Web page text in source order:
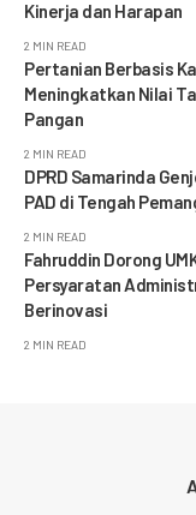
Kinerja dan Harapan
2 MIN READ
Pertanian Berbasis
Meningkatkan Nilai
Pangan
2 MIN READ
DPRD Samarinda
PAD di Tengah
2 MIN READ
Fahruddin Dorong
Persyaratan
Berinovasi
2 MIN READ